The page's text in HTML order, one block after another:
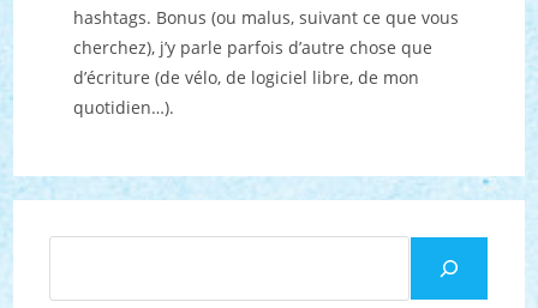
hashtags. Bonus (ou malus, suivant ce que vous
cherchez), j’y parle parfois d’autre chose que
d’écriture (de vélo, de logiciel libre, de mon
quotidien…).